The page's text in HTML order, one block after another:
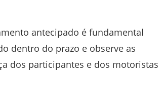
antecipado é fundamental
dentro do prazo e observe as
dos participantes e dos motoristas